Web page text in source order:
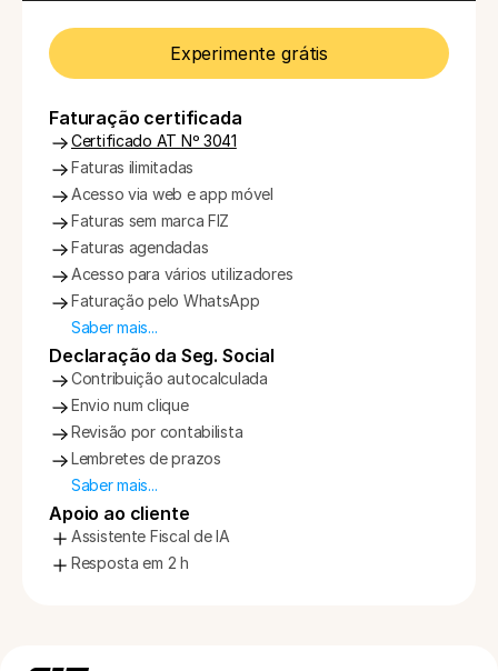
Experimente grátis
Faturação certificada
Certificado AT Nº 3041
Faturas ilimitadas
Acesso via web e app móvel
Faturas sem marca FIZ
Faturas agendadas
Acesso para vários utilizadores
Faturação pelo WhatsApp
Saber mais...
Declaração da Seg. Social
Contribuição autocalculada
Envio num clique
Revisão por contabilista
Lembretes de prazos
Saber mais...
Apoio ao cliente
Assistente Fiscal de IA
Resposta em 2 h